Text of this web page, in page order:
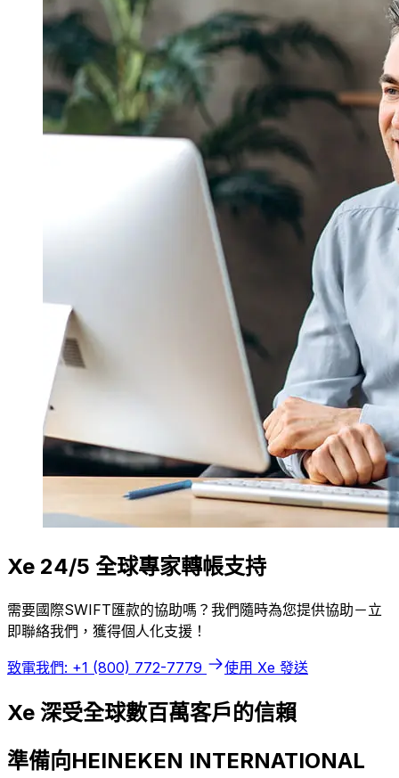
Xe 24/5 全球專家轉帳支持
需要國際SWIFT匯款的協助嗎？我們隨時為您提供協助－立
即聯絡我們，獲得個人化支援！
致電我們: +1 (800) 772-7779 使用 Xe 發送
Xe 深受全球數百萬客戶的信賴
準備向HEINEKEN INTERNATIONAL